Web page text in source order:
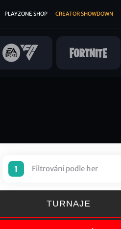
PLAYZONE SHOP CREATOR SHOWDOWN
1 Filtrování podle her
TURNAJE